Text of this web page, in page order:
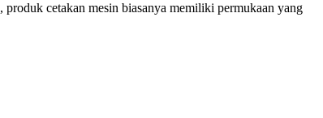
, produk cetakan mesin biasanya memiliki permukaan yang